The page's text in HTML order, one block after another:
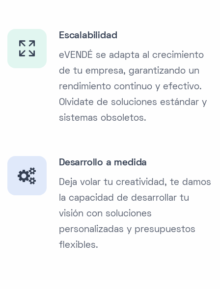
Escalabilidad
eVENDÉ se adapta al crecimiento
de tu empresa, garantizando un
rendimiento continuo y efectivo.
Olvidate de soluciones estándar y
sistemas obsoletos.
Desarrollo a medida
Deja volar tu creatividad, te damos
la capacidad de desarrollar tu
visión con soluciones
personalizadas y presupuestos
flexibles.